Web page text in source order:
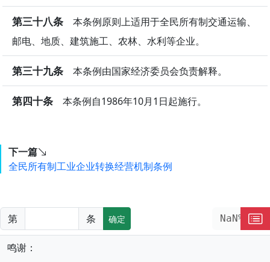
第三十八条 本条例原则上适用于全民所有制交通运输、
邮电、地质、建筑施工、农林、水利等企业。
第三十九条 本条例由国家经济委员会负责解释。
第四十条 本条例自1986年10月1日起施行。
下一篇
全民所有制工业企业转换经营机制条例
第 条 确定 NaN%
鸣谢：